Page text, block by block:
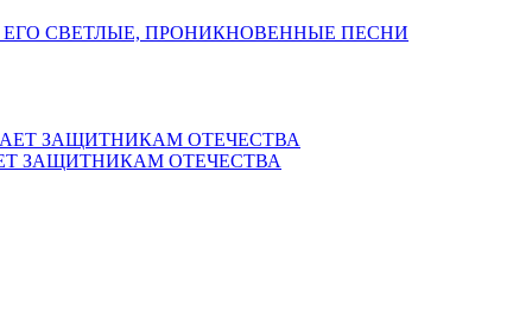
СВЕТЛЫЕ, ПРОНИКНОВЕННЫЕ ПЕСНИ
ЗАЩИТНИКАМ ОТЕЧЕСТВА